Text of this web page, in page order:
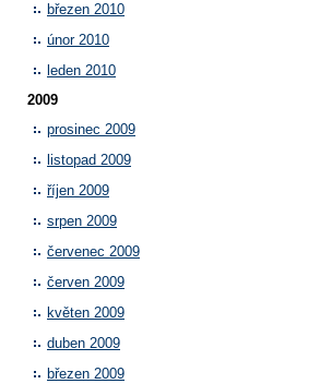
březen 2010
únor 2010
leden 2010
2009
prosinec 2009
listopad 2009
říjen 2009
srpen 2009
červenec 2009
červen 2009
květen 2009
duben 2009
březen 2009